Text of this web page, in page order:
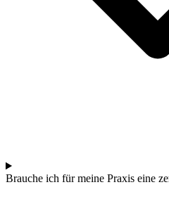
Brauche ich für meine Praxis eine